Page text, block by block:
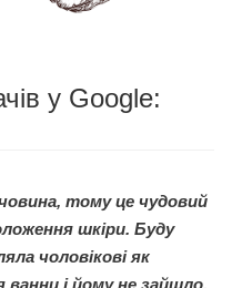
у Google:
тому це чудовий
шкіри. Буду
чоловікові як
і йому не зайшло,